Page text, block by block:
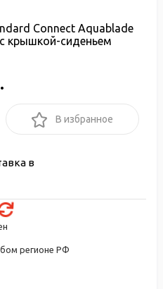
Connect Aquablade
крышкой-сиденьем
В избранное
в
регионе РФ